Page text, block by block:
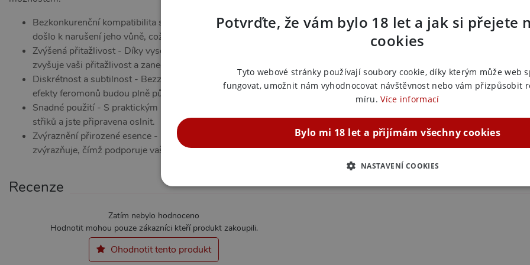
Bezkonkurenční kompatibilita s parfémy - Miyagi Pure lze kombinovat s jakýmkoli parfémem, aniž by
došlo k narušení jeho vůně, což vám umožní udržet si svůj osobní styl.
Zvýšená přitažlivost - Díky vysoce kvalitním feromonům se stáváte pro muže neodolatelnější, což
zvyšuje vaši přitažlivost a zanechává trvalý dojem.
Diskrétnost a subtilnost - Bezzapachová formule znamená, že vaše tajemství zůstane skryto, zatímco
efekty feromonů budou plně působit.
Snadné použití - S praktickým rozprašovačem je aplikace Miyagi Pure snadná a rychlá. Stačí pár
střiků a jste připravena oslnit.
Zvýraznění přirozené esence - Místo toho, aby maskoval vaši přirozenou vůni, Miyagi Pure ji zesiluje a
zvýrazňuje, čímž podporuje vaši jedinečnost a ženskost.
Recenze
Zatím nebylo hodnoceno
Hodnotit mohou pouze zákazníci kteří produkt zakoupili.
Ohodnotit tento produkt
Potvrďte, že vám bylo 18 let a jak si přejete
cookies
Tyto webové stránky používají soubory cookie, díky kterým může web
fungovat, umožnit nám vyhodnocovat návštěvnost nebo vám přizpůsobit
míru. Více informací
Bylo mi 18 let a přijímám všechny cookies
NASTAVENÍ COOKIES
NEZBYTNĚ NUTNÉ ANALYTICKÉ MARKETINGOVÉ